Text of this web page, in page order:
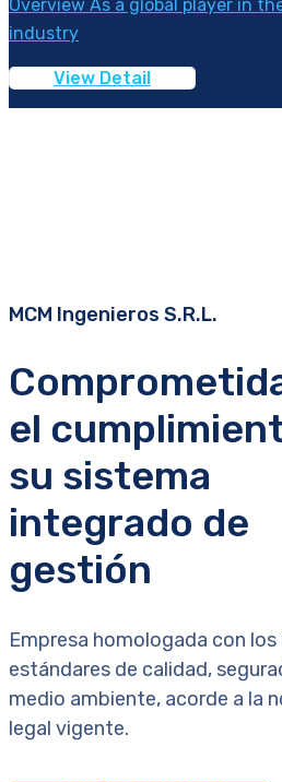
Overview As a global player in
industry
View Detail
MCM Ingenieros S.R.L.
el
su sistema
integrado de
gestión
Empresa homologada con
estándares de calidad,
medio ambiente, acorde a la
legal vigente.